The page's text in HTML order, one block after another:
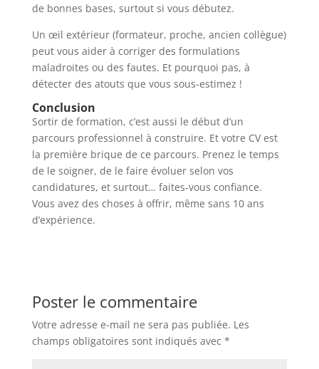
de bonnes bases, surtout si vous débutez.
Un œil extérieur (formateur, proche, ancien collègue)
peut vous aider à corriger des formulations
maladroites ou des fautes. Et pourquoi pas, à
détecter des atouts que vous sous-estimez !
Conclusion
Sortir de formation, c’est aussi le début d’un
parcours professionnel à construire. Et votre CV est
la première brique de ce parcours. Prenez le temps
de le soigner, de le faire évoluer selon vos
candidatures, et surtout… faites-vous confiance.
Vous avez des choses à offrir, même sans 10 ans
d’expérience.
Poster le commentaire
Votre adresse e-mail ne sera pas publiée. Les
champs obligatoires sont indiqués avec *